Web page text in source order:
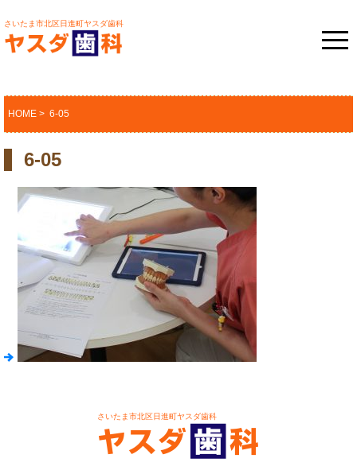
さいたま市北区日進町ヤスダ歯科
HOME > 6-05
6-05
さいたま市北区日進町ヤスダ歯科